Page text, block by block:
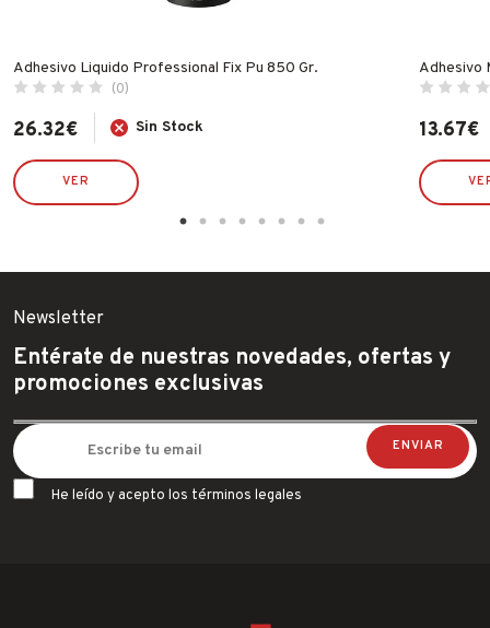
Adhesivo Liquido Professional Fix Pu 850 Gr.
(0)
26.32€ Sin Stock
VER
Adhesivo
13.67€
Newsletter
Entérate de nuestras novedades, ofertas y
promociones exclusivas
He leído y acepto los términos legales